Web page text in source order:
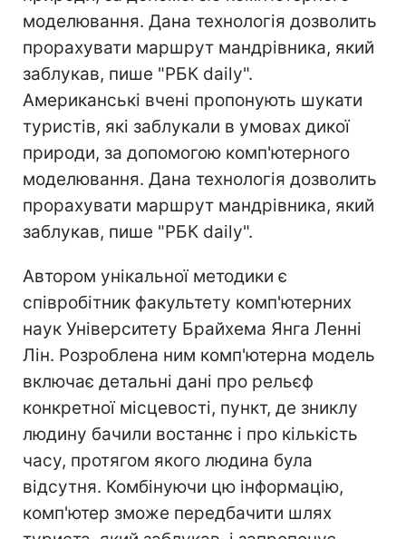
моделювання. Дана технологія дозволить
прорахувати маршрут мандрівника, який
заблукав, пише "РБК daily".
Американські вчені пропонують шукати
туристів, які заблукали в умовах дикої
природи, за допомогою комп'ютерного
моделювання. Дана технологія дозволить
прорахувати маршрут мандрівника, який
заблукав, пише "РБК daily".
Автором унікальної методики є
співробітник факультету комп'ютерних
наук Університету Брайхема Янга Ленні
Лін. Розроблена ним комп'ютерна модель
включає детальні дані про рельєф
конкретної місцевості, пункт, де зниклу
людину бачили востаннє і про кількість
часу, протягом якого людина була
відсутня. Комбінуючи цю інформацію,
комп'ютер зможе передбачити шлях